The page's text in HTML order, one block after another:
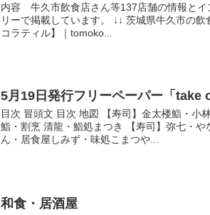
内容 牛久市飲食店さん等137店舗の情報と
リーで掲載しています。 ↓↓ 茨城県牛久市の
コラティル】｜tomoko...
5月19日発行フリーペーパー「take
目次 冒頭文 目次 地図 【寿司】金太楼鮨・小
鮨・割烹 清龍・鮨処まつき 【寿司】弥七・
ん・居食屋しみず・味処こまつや...
和食・居酒屋